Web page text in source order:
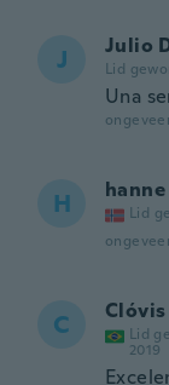
J Julio
Lid
Una
H hanne
Lid
C
Lid
2019